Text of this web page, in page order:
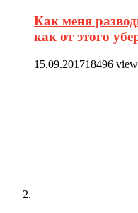
Как меня
как от этого
15.09.201718496